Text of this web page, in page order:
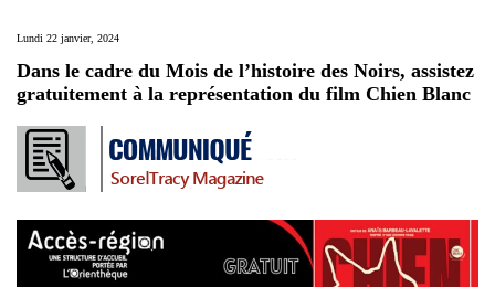
Lundi 22 janvier, 2024
Dans le cadre du Mois de l’histoire des Noirs, assistez
gratuitement à la représentation du film Chien Blanc